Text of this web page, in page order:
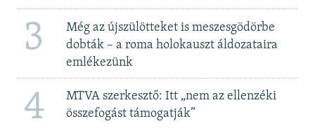
3
Még az újszülötteket is meszesgödörbe
dobták – a roma holokauszt áldozataira
emlékezünk
4
MTVA szerkesztő: Itt „nem az ellenzéki
összefogást támogatják”